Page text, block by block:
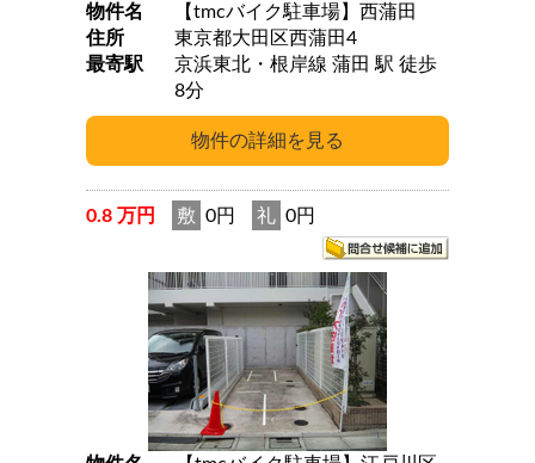
物件名
【tmcバイク駐車場】西蒲田
住所
東京都大田区西蒲田4
最寄駅
京浜東北・根岸線 蒲田 駅 徒歩
8分
0.8 万円 敷 0円 礼 0円